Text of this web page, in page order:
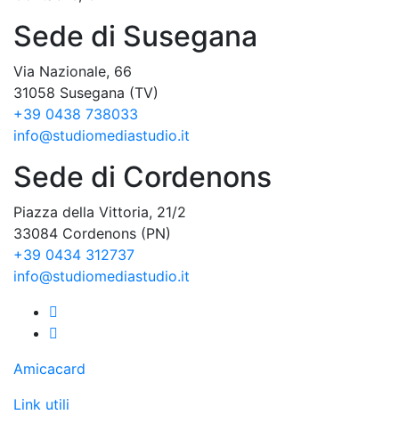
Sede di Susegana
Via Nazionale, 66
31058 Susegana (TV)
+39 0438 738033
info@studiomediastudio.it
Sede di Cordenons
Piazza della Vittoria, 21/2
33084 Cordenons (PN)
+39 0434 312737
info@studiomediastudio.it
Amicacard
Link utili